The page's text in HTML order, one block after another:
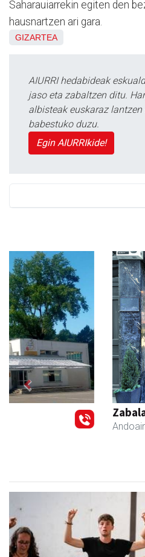
Saharauiarrekin egiten den
hausnartzen ari gara.
GIZARTEA
AIURRI hedabideak
jaso eta zabaltzen ditu.
albisteak euskaraz
babestuko duzu.
Egin AIURRIkide!
Zabala bitxitegia
- Bitxitegiak
Previous